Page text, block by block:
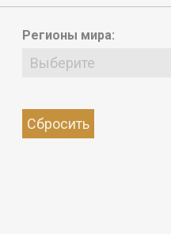
Регионы мира:
Выберите
Сбросить